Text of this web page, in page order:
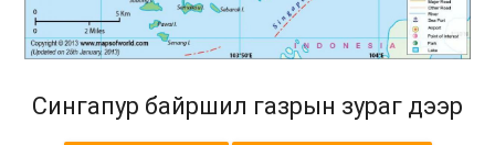
Сингапур байршил газрын зураг дээр